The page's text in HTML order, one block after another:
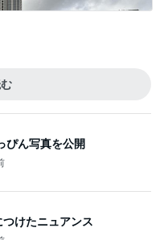
ぴん写真を公開
けたニュアンス